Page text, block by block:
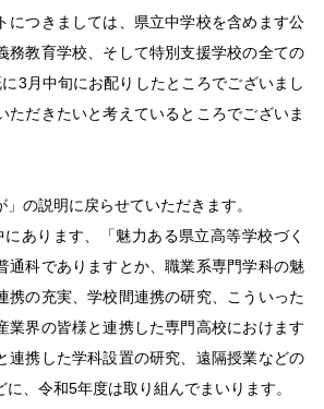
につきましては、県立中学校を含めます公
務教育学校、そして特別支援学校の全ての
3月中旬にお配りしたところでございまし
ただきたいと考えているところでございま
の説明に戻らせていただきます。
あります、「魅力ある県立高等学校づく
通科でありますとか、職業系専門学科の魅
携の充実、学校間連携の研究、こういった
業界の皆様と連携した専門高校におけます
連携した学科設置の研究、遠隔授業などの
、令和5年度は取り組んでまいります。